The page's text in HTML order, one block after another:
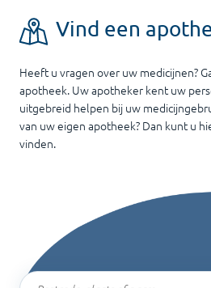
Vind een
Heeft u vragen over uw medicijnen?
apotheek. Uw apotheker kent uw
uitgebreid helpen bij uw
van uw eigen apotheek? Dan kunt u
vinden.